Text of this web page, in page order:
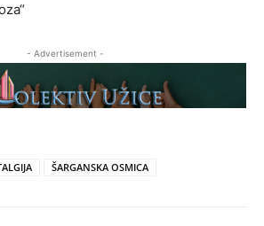
- Advertisement -
ŠARGANSKA OSMICA